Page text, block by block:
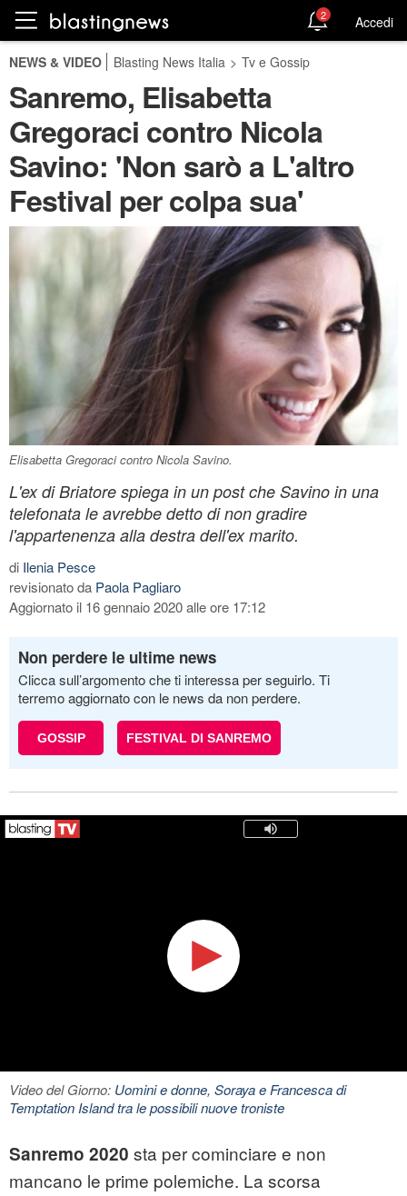
2 Accedi
NEWS & VIDEO Blasting News Italia > Tv e Gossip
Sanremo, Elisabetta
Gregoraci contro Nicola
Savino: 'Non sarò a L'altro
Festival per colpa sua'
Elisabetta Gregoraci contro Nicola Savino.
L'ex di Briatore spiega in un post che Savino in una
telefonata le avrebbe detto di non gradire
l'appartenenza alla destra dell'ex marito.
di Ilenia Pesce
revisionato da Paola Pagliaro
Aggiornato il 16 gennaio 2020 alle ore 17:12
Non perdere le ultime news
Clicca sull’argomento che ti interessa per seguirlo. Ti
terremo aggiornato con le news da non perdere.
GOSSIP FESTIVAL DI SANREMO
Video del Giorno: Uomini e donne, Soraya e Francesca di
Temptation Island tra le possibili nuove troniste
Sanremo 2020 sta per cominciare e non
mancano le prime polemiche. La scorsa